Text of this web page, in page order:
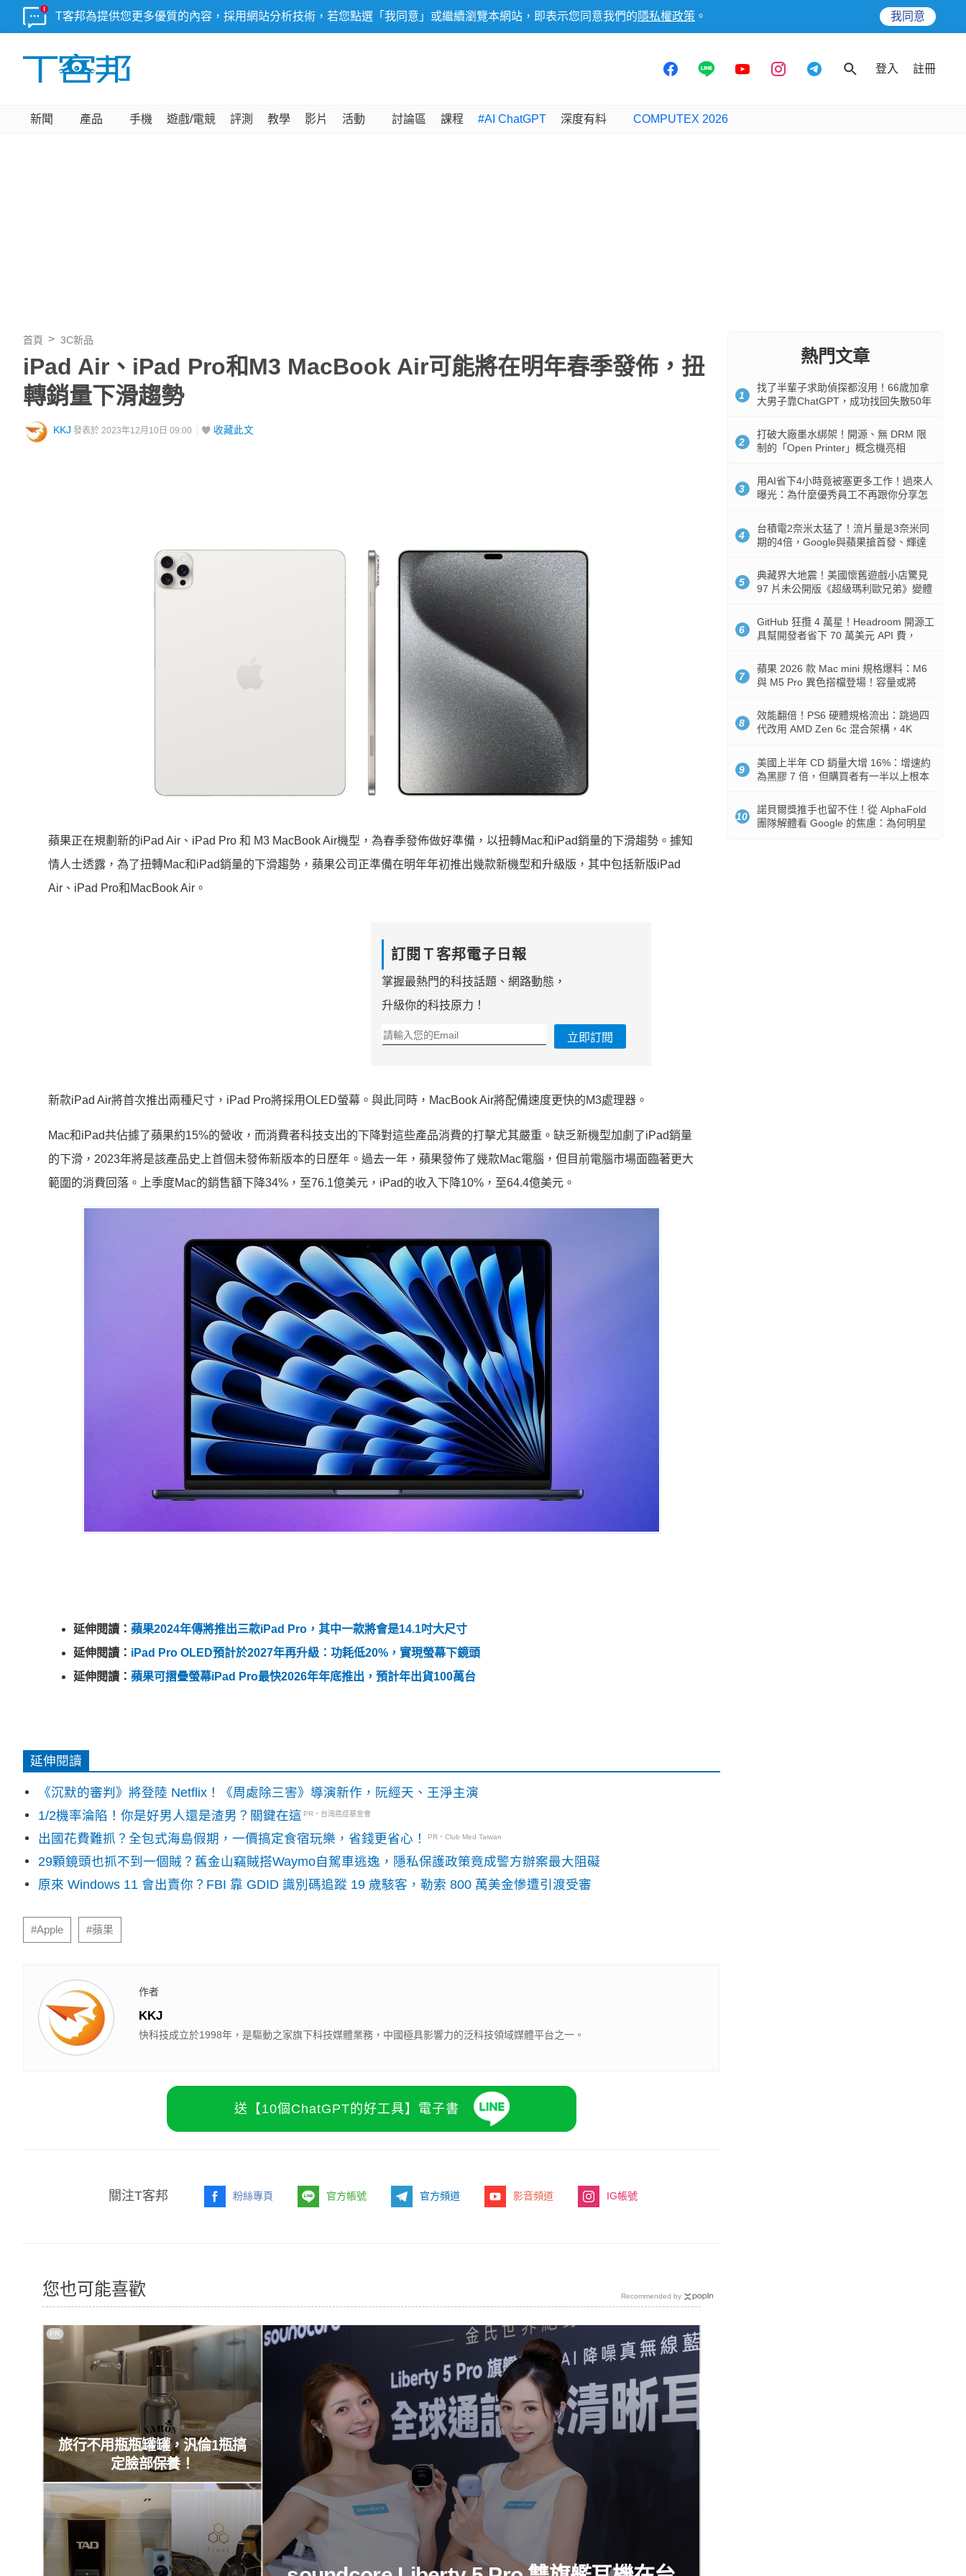
T客邦為提供您更多優質的內容，採用網站分析技術，若您點選「我同意」或繼續瀏覽本網站，即表示您同意我們的 隱私權政策 。 我同意
登入 註冊
新聞 產品 手機 遊戲/電競 評測 教學 影片 活動 討論區 課程 #AI ChatGPT 深度有料 COMPUTEX 2026
首頁 3C新品
iPad Air、iPad Pro和M3 MacBook Air可能將在明年春季發佈，扭
轉銷量下滑趨勢
KKJ 發表於 2023年12月10日 09:00 收藏此文
蘋果正在規劃新的iPad Air、iPad Pro 和 M3 MacBook Air機型，為春季發佈做好準備，以扭轉Mac和iPad銷量的下滑趨勢。據知
情人士透露，為了扭轉Mac和iPad銷量的下滑趨勢，蘋果公司正準備在明年年初推出幾款新機型和升級版，其中包括新版iPad
Air、iPad Pro和MacBook Air。
訂閱Ｔ客邦電子日報
掌握最熱門的科技話題、網路動態，
升級你的科技原力！
立即訂閱
新款iPad Air將首次推出兩種尺寸，iPad Pro將採用OLED螢幕。與此同時，MacBook Air將配備速度更快的M3處理器。
Mac和iPad共佔據了蘋果約15%的營收，而消費者科技支出的下降對這些產品消費的打擊尤其嚴重。缺乏新機型加劇了iPad銷量
的下滑，2023年將是該產品史上首個未發佈新版本的日歷年。過去一年，蘋果發佈了幾款Mac電腦，但目前電腦市場面臨著更大
範圍的消費回落。上季度Mac的銷售額下降34%，至76.1億美元，iPad的收入下降10%，至64.4億美元。
延伸閱讀： 蘋果2024年傳將推出三款iPad Pro，其中一款將會是14.1吋大尺寸
延伸閱讀： iPad Pro OLED預計於2027年再升級：功耗低20%，實現螢幕下鏡頭
延伸閱讀： 蘋果可摺疊螢幕iPad Pro最快2026年年底推出，預計年出貨100萬台
延伸閱讀
《沉默的審判》將登陸 Netflix！《周處除三害》導演新作，阮經天、王淨主演
1/2機率淪陷！你是好男人還是渣男？關鍵在這 PR・台灣癌症基金會
出國花費難抓？全包式海島假期，一價搞定食宿玩樂，省錢更省心！ PR・Club Med Taiwan
29顆鏡頭也抓不到一個賊？舊金山竊賊搭Waymo自駕車逃逸，隱私保護政策竟成警方辦案最大阻礙
原來 Windows 11 會出賣你？FBI 靠 GDID 識別碼追蹤 19 歲駭客，勒索 800 萬美金慘遭引渡受審
#Apple #蘋果
作者
KKJ
快科技成立於1998年，是驅動之家旗下科技媒體業務，中國極具影響力的泛科技領域媒體平台之一。
送【10個ChatGPT的好工具】電子書
關注T客邦 粉絲專頁 官方帳號 官方頻道 影音頻道 IG帳號
您也可能喜歡
旅行不用瓶瓶罐罐，汎倫1瓶搞
定臉部保養！
PR
Recommended by
熱門文章
1
找了半輩子求助偵探都沒用！66歲加拿
大男子靠ChatGPT，成功找回失散50年
2
打破大廠墨水綁架！開源、無 DRM 限
制的「Open Printer」概念機亮相
3
用AI省下4小時竟被塞更多工作！過來人
曝光：為什麼優秀員工不再跟你分享怎
4
台積電2奈米太猛了！流片量是3奈米同
期的4倍，Google與蘋果搶首發、輝達
5
典藏界大地震！美國懷舊遊戲小店驚見
97 片未公開版《超級瑪利歐兄弟》變體
6
GitHub 狂攬 4 萬星！Headroom 開源工
具幫開發者省下 70 萬美元 API 費，
7
蘋果 2026 款 Mac mini 規格爆料：M6
與 M5 Pro 異色搭檔登場！容量或將
8
效能翻倍！PS6 硬體規格流出：跳過四
代改用 AMD Zen 6c 混合架構，4K
9
美國上半年 CD 銷量大增 16%：增速約
為黑膠 7 倍，但購買者有一半以上根本
10
諾貝爾獎推手也留不住！從 AlphaFold
團隊解體看 Google 的焦慮：為何明星